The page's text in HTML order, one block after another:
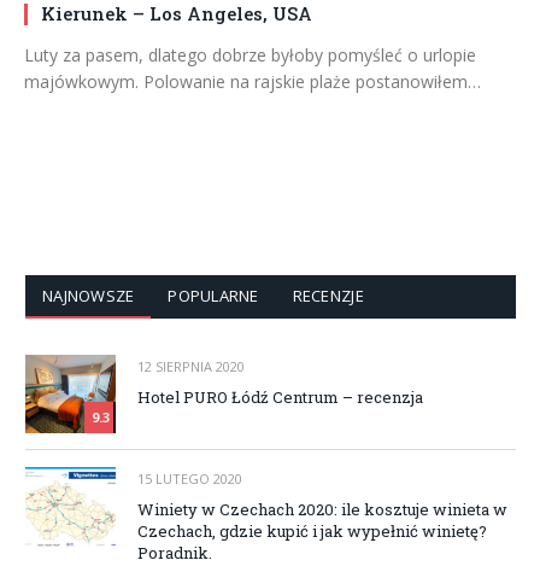
Kierunek – Los Angeles, USA
Luty za pasem, dlatego dobrze byłoby pomyśleć o urlopie
majówkowym. Polowanie na rajskie plaże postanowiłem…
NAJNOWSZE POPULARNE RECENZJE
9.3
12 SIERPNIA 2020
Hotel PURO Łódź Centrum – recenzja
15 LUTEGO 2020
Winiety w Czechach 2020: ile kosztuje winieta w
Czechach, gdzie kupić i jak wypełnić winietę?
Poradnik.